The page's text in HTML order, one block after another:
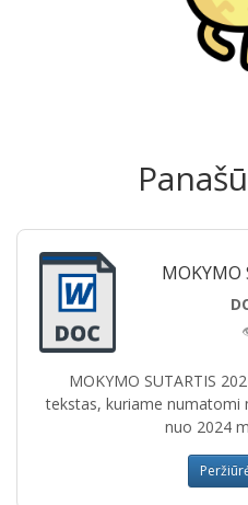
MOKYMO
MOKYMO SUTARTIS
tekstas, kuriame numatomi
nuo 2024